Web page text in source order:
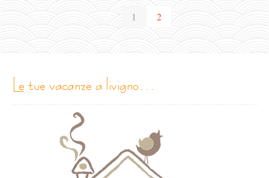
1 2
le tue vacanze a livigno…